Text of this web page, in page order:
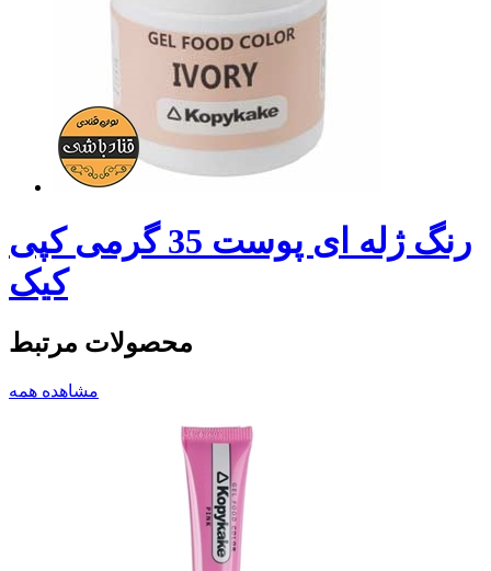
رنگ ژله ای پوست 35 گرمی کپی
کیک
محصولات مرتبط
مشاهده همه